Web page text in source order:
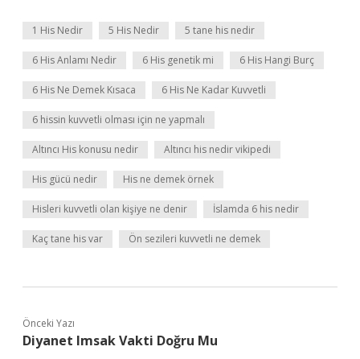
1 His Nedir 5 His Nedir 5 tane his nedir
6 His Anlamı Nedir 6 His genetik mi 6 His Hangi Burç
6 His Ne Demek Kısaca 6 His Ne Kadar Kuvvetli
6 hissin kuvvetli olması için ne yapmalı
Altıncı His konusu nedir Altıncı his nedir vikipedi
His gücü nedir His ne demek örnek
Hisleri kuvvetli olan kişiye ne denir İslamda 6 his nedir
Kaç tane his var Ön sezileri kuvvetli ne demek
Önceki Yazı
Diyanet Imsak Vakti Doğru Mu